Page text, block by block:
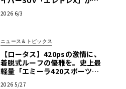
2026 6/3
ニュース＆トピックス
【ロータス】420psの激情に、
着脱式ルーフの優雅を。史上最
軽量「エミーラ420スポーツ」
2026 5/27